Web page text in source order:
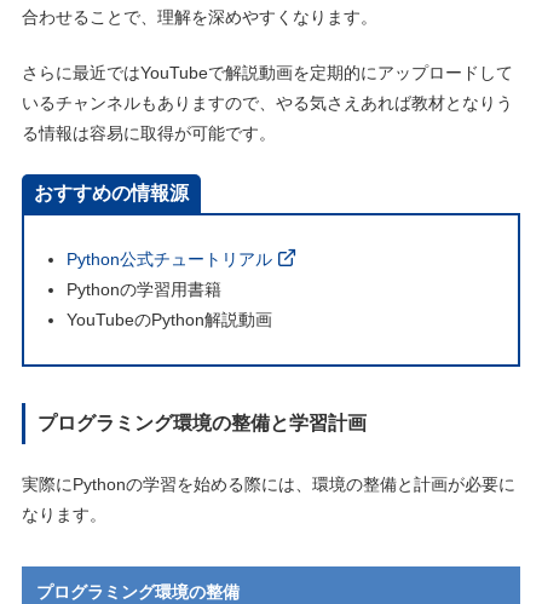
合わせることで、理解を深めやすくなります。
さらに最近ではYouTubeで解説動画を定期的にアップロードして
いるチャンネルもありますので、やる気さえあれば教材となりう
る情報は容易に取得が可能です。
おすすめの情報源
Python公式チュートリアル
Pythonの学習用書籍
YouTubeのPython解説動画
プログラミング環境の整備と学習計画
実際にPythonの学習を始める際には、環境の整備と計画が必要に
なります。
プログラミング環境の整備